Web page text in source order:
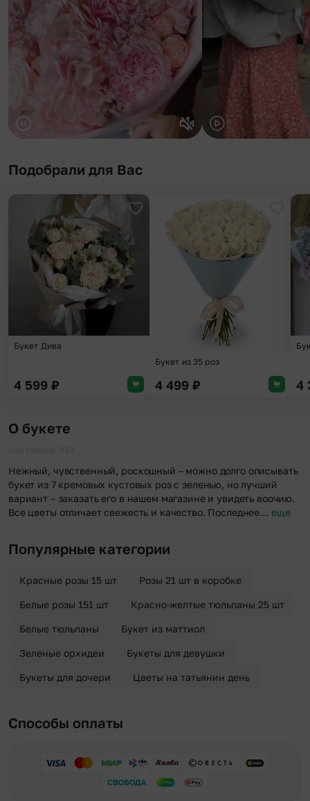
Подобрали для Вас
Добавить в избранное
Букет Дива
4 599 ₽
Букет из 35 роз
4 499 ₽ 4
О букете
Нежный, чувственный, роскошный – можно долго описывать
букет из 7 кремовых кустовых роз с зеленью, но лучший
вариант – заказать его в нашем магазине и увидеть воочию.
Все цветы отличает свежесть и качество. Последнее… еще
Популярные категории
Красные розы 15 шт Розы 21 шт в коробке
Белые розы 151 шт Красно-желтые тюльпаны 25 шт
Белые тюльпаны Букет из маттиол
Зеленые орхидеи Букеты для девушки
Букеты для дочери Цветы на татьянин день
Способы оплаты